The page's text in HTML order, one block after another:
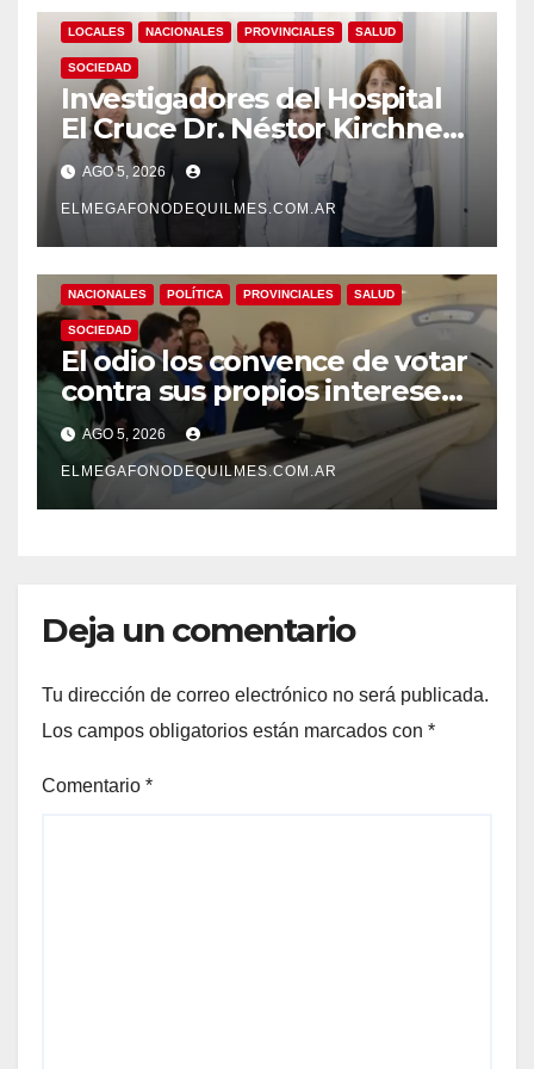
LOCALES NACIONALES PROVINCIALES SALUD
SOCIEDAD
Investigadores del Hospital
El Cruce Dr. Néstor Kirchner
desarrollan un estudio
pionero sobre el
envejecimiento cerebral y las
demencias
AGO 5, 2026
ELMEGAFONODEQUILMES.COM.AR
NACIONALES POLÍTICA PROVINCIALES SALUD
SOCIEDAD
El odio los convence de votar
contra sus propios intereses.
Una Sociedad atrapada en la
grieta
AGO 5, 2026
ELMEGAFONODEQUILMES.COM.AR
Deja un comentario
Tu dirección de correo electrónico no será publicada.
Los campos obligatorios están marcados con *
Comentario *